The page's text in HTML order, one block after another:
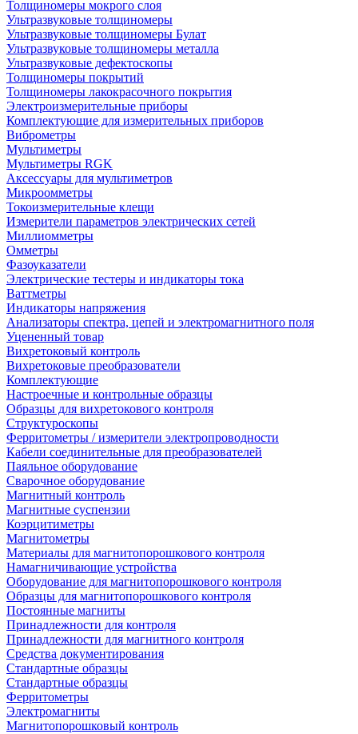
Толщиномеры мокрого слоя
Ультразвуковые толщиномеры
Ультразвуковые толщиномеры Булат
Ультразвуковые толщиномеры металла
Ультразвуковые дефектоскопы
Толщиномеры покрытий
Толщиномеры лакокрасочного покрытия
Электроизмерительные приборы
Комплектующие для измерительных приборов
Виброметры
Мультиметры
Мультиметры RGK
Аксессуары для мультиметров
Микроомметры
Токоизмерительные клещи
Измерители параметров электрических сетей
Миллиомметры
Омметры
Фазоуказатели
Электрические тестеры и индикаторы тока
Ваттметры
Индикаторы напряжения
Анализаторы спектра, цепей и электромагнитного поля
Уцененный товар
Вихретоковый контроль
Вихретоковые преобразователи
Комплектующие
Настроечные и контрольные образцы
Образцы для вихретокового контроля
Структуроскопы
Ферритометры / измерители электропроводности
Кабели соединительные для преобразователей
Паяльное оборудование
Сварочное оборудование
Магнитный контроль
Магнитные суспензии
Коэрцитиметры
Магнитометры
Материалы для магнитопорошкового контроля
Намагничивающие устройства
Оборудование для магнитопорошкового контроля
Образцы для магнитопорошкового контроля
Постоянные магниты
Принадлежности для контроля
Принадлежности для магнитного контроля
Средства документирования
Стандартные образцы
Стандартные образцы
Ферритометры
Электромагниты
Магнитопорошковый контроль